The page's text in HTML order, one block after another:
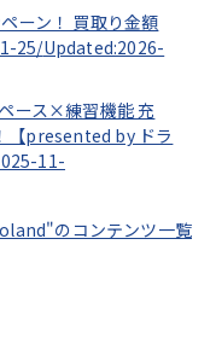
ーン！ 買取り金額
25/Updated:2026-
ース×練習機能 充
【presented by ドラ
11-
のコンテンツ一覧